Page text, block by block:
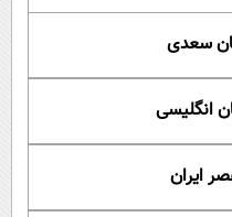
سعدی
انگلیسی
ایران